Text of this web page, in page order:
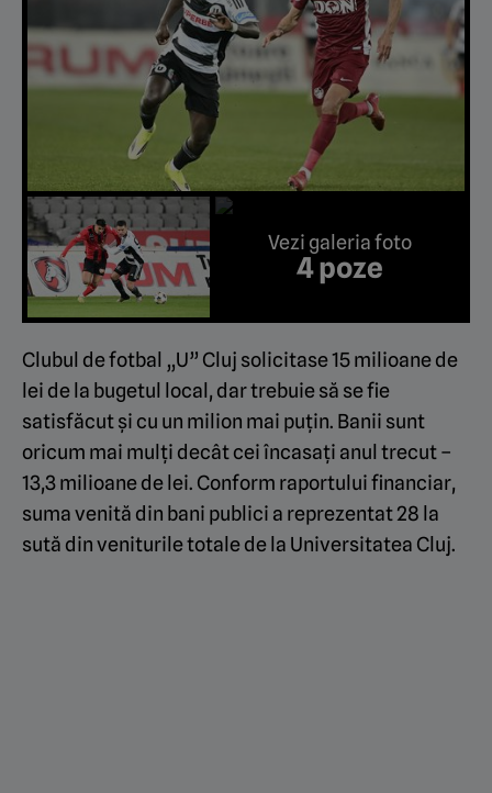
Vezi galeria foto
4 poze
Clubul de fotbal „U” Cluj solicitase 15 milioane de
lei de la bugetul local, dar trebuie să se fie
satisfăcut și cu un milion mai puțin. Banii sunt
oricum mai mulți decât cei încasați anul trecut –
13,3 milioane de lei. Conform raportului financiar,
suma venită din bani publici a reprezentat 28 la
sută din veniturile totale de la Universitatea Cluj.